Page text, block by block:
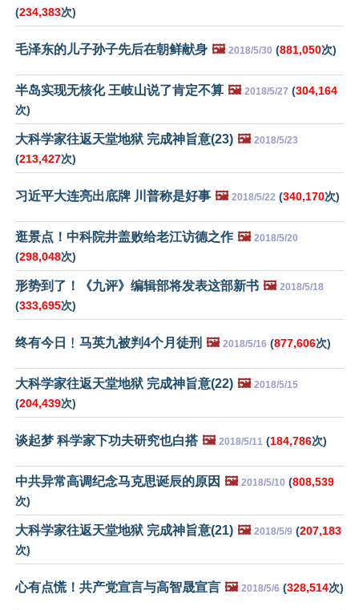
(234,383次)
毛泽东的儿子孙子先后在朝鲜献身 🖼️ 2018/5/30 (881,050次)
半岛实现无核化 王岐山说了肯定不算 🖼️ 2018/5/27 (304,164
次)
大科学家往返天堂地狱 完成神旨意(23) 🖼️ 2018/5/23
(213,427次)
习近平大连亮出底牌 川普称是好事 🖼️ 2018/5/22 (340,170次)
逛景点！中科院井盖败给老江访德之作 🖼️ 2018/5/20
(298,048次)
形势到了！《九评》编辑部将发表这部新书 🖼️ 2018/5/18
(333,695次)
终有今日﹗马英九被判4个月徒刑 🖼️ 2018/5/16 (877,606次)
大科学家往返天堂地狱 完成神旨意(22) 🖼️ 2018/5/15
(204,439次)
谈起梦 科学家下功夫研究也白搭 🖼️ 2018/5/11 (184,786次)
中共异常高调纪念马克思诞辰的原因 🖼️ 2018/5/10 (808,539
次)
大科学家往返天堂地狱 完成神旨意(21) 🖼️ 2018/5/9 (207,183
次)
心有点慌！共产党宣言与高智晟宣言 🖼️ 2018/5/6 (328,514次)